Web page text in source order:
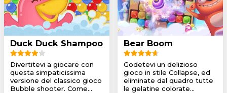
Duck Duck Shampoo
Divertitevi a giocare con
questa simpaticissima
versione del classico gioco
Bubble shooter. Come...
Bear Boom
Godetevi un delizioso
gioco in stile Collapse, ed
eliminate dal quadro tutte
le gelatine colorate...